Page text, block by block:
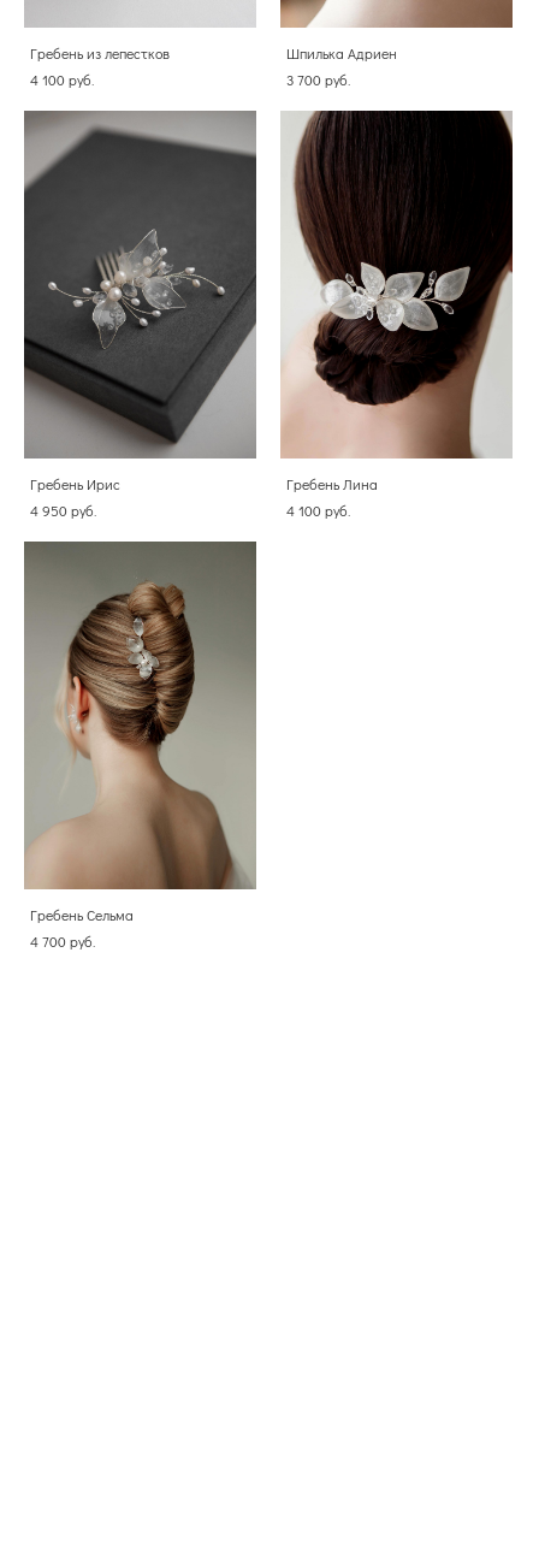
Гребень из лепестков
4 100 pуб.
Шпилька Адриен
3 700 pуб.
Гребень Ирис
4 950 pуб.
Гребень Лина
4 100 pуб.
Гребень Сельма
4 700 pуб.